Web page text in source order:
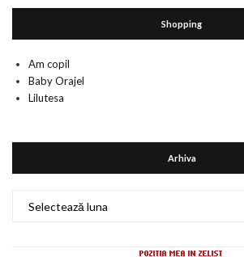
Shopping
Am copil
Baby Orajel
Lilutesa
Arhiva